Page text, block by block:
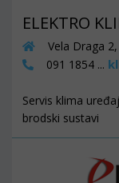
ELEKTRO
Vela Draga
091 1854 ...
Servis klima
brodski sustavi